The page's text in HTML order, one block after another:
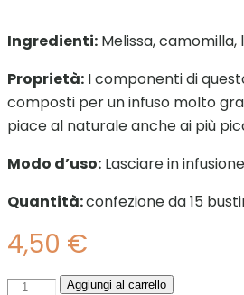
Ingredienti: Melissa, camomilla,
Proprietà: I componenti di
composti per un infuso molto
piace al naturale anche ai più
Modo d’uso: Lasciare in
Quantità:confezione da 15
4,50 €
Vircalm
Aggiungi al carrello